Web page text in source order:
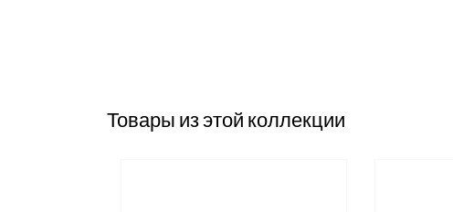
Товары из этой коллекции